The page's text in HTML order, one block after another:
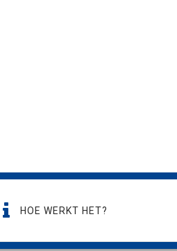
HOE WERKT HET?